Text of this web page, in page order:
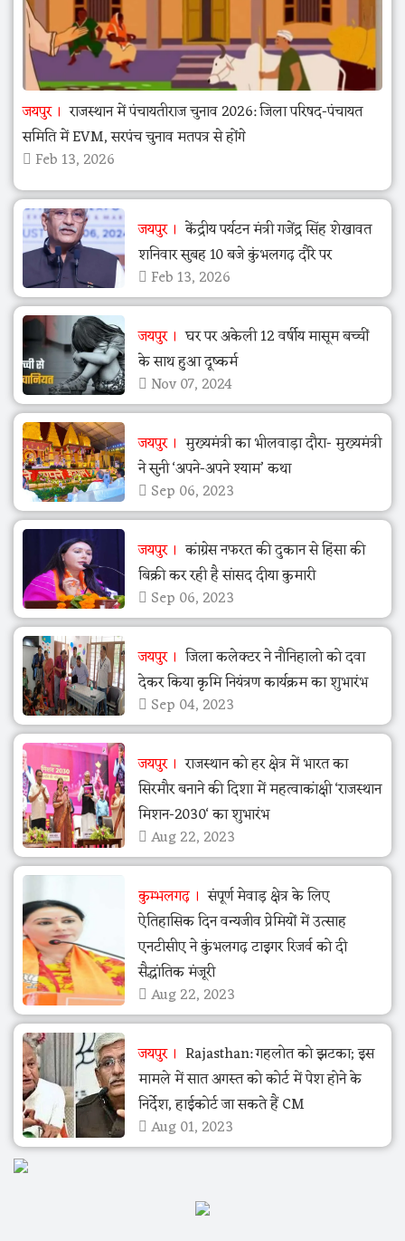
जयपुर
राजस्थान में पंचायतीराज चुनाव 2026: जिला परिषद-पंचायत
समिति में EVM, सरपंच चुनाव मतपत्र से होंगे
Feb 13, 2026
जयपुर
केंद्रीय पर्यटन मंत्री गजेंद्र सिंह शेखावत
शनिवार सुबह 10 बजे कुंभलगढ़ दौरे पर
Feb 13, 2026
जयपुर
घर पर अकेली 12 वर्षीय मासूम बच्चीं
के साथ हुआ दूष्कर्म
Nov 07, 2024
जयपुर
मुख्यमंत्री का भीलवाड़ा दौरा- मुख्यमंत्री
ने सुनी ‘अपने-अपने श्याम’ कथा
Sep 06, 2023
जयपुर
कांग्रेस नफरत की दुकान से हिंसा की
बिक्री कर रही है सांसद दीया कुमारी
Sep 06, 2023
जयपुर
जिला कलेक्टर ने नौनिहालो को दवा
देकर किया कृमि नियंत्रण कार्यक्रम का शुभारंभ
Sep 04, 2023
जयपुर
राजस्थान को हर क्षेत्र में भारत का
सिरमौर बनाने की दिशा में महत्वाकांक्षी ‘राजस्थान
मिशन-2030‘ का शुभारंभ
Aug 22, 2023
कुम्भलगढ़
संपूर्ण मेवाड़ क्षेत्र के लिए
ऐतिहासिक दिन वन्यजीव प्रेमियों में उत्साह
एनटीसीए ने कुंभलगढ़ टाइगर रिजर्व को दी
सैद्धांतिक मंजूरी
Aug 22, 2023
जयपुर
Rajasthan: गहलोत को झटका; इस
मामले में सात अगस्त को कोर्ट में पेश होने के
निर्देश, हाईकोर्ट जा सकते हैं CM
Aug 01, 2023